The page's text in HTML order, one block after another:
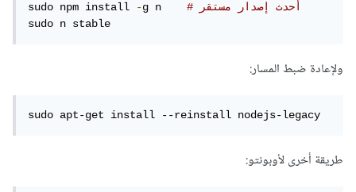
sudo npm install -g n
# أحدث إصدار مستقر
sudo n stable
ولإعادة ضبط المسار:
sudo apt-get install --reinstall nodejs-legacy
طريقة أخرى لأوبونتو: